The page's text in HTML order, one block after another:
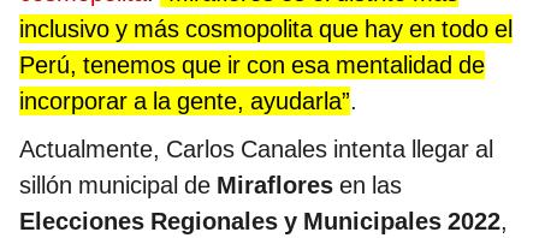
inclusivo y más cosmopolita que hay en todo el
Perú, tenemos que ir con esa mentalidad de
incorporar a la gente, ayudarla”.
Actualmente, Carlos Canales intenta llegar al
sillón municipal de Miraflores en las
Elecciones Regionales y Municipales 2022,